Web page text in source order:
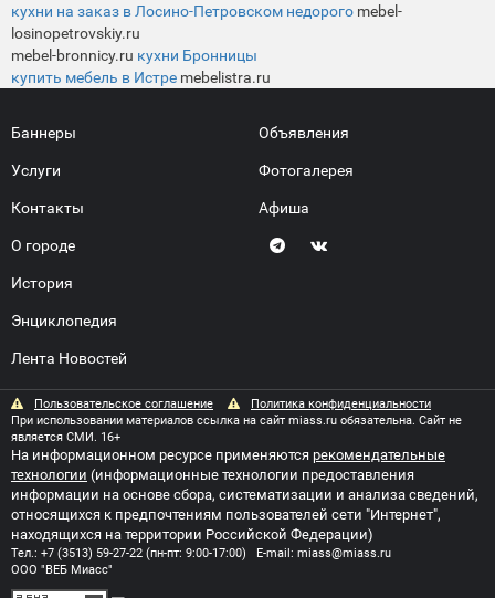
кухни на заказ в Лосино-Петровском недорого mebel-
losinopetrovskiy.ru
mebel-bronnicy.ru кухни Бронницы
купить мебель в Истре mebelistra.ru
Баннеры
Услуги
Контакты
О городе
История
Энциклопедия
Лента Новостей
Объявления
Фотогалерея
Афиша
Пользовательское соглашение
Политика конфиденциальности
При использовании материалов ссылка на сайт miass.ru обязательна. Сайт не
является СМИ. 16+
На информационном ресурсе применяются рекомендательные
технологии (информационные технологии предоставления
информации на основе сбора, систематизации и анализа сведений,
относящихся к предпочтениям пользователей сети "Интернет",
находящихся на территории Российской Федерации)
Тел.: +7 (3513) 59-27-22 (пн-пт: 9:00-17:00) E-mail: miass@miass.ru
ООО "ВЕБ Миасс"